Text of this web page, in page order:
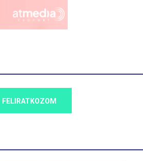
FELIRATKOZOM